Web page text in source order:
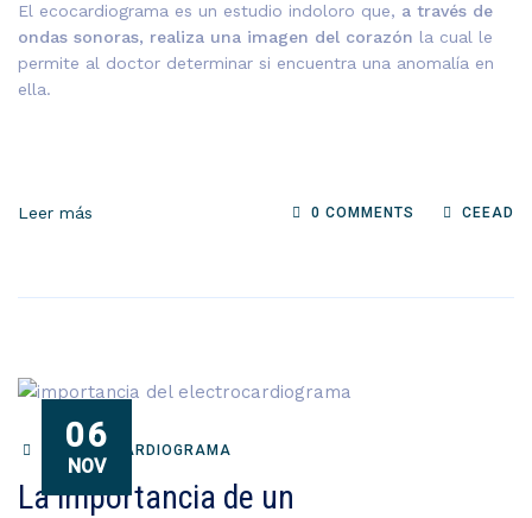
El ecocardiograma es un estudio indoloro que, a través de
ondas sonoras, realiza una imagen del corazón la cual le
permite al doctor determinar si encuentra una anomalía en
ella.
Leer más 0 COMMENTS CEEAD
06
NOV
ELECTROCARDIOGRAMA
La importancia de un